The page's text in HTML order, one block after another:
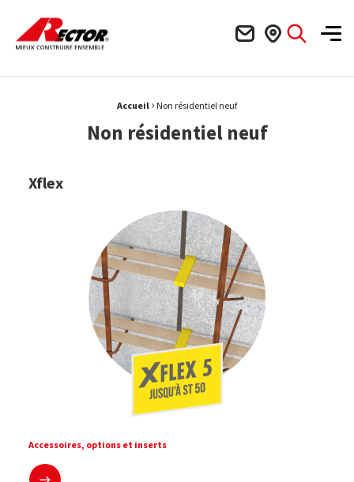
Rector Mieux construire ensemble
Accueil › Non résidentiel neuf
Non résidentiel neuf
Xflex
Accessoires, options et inserts
En savoir plus